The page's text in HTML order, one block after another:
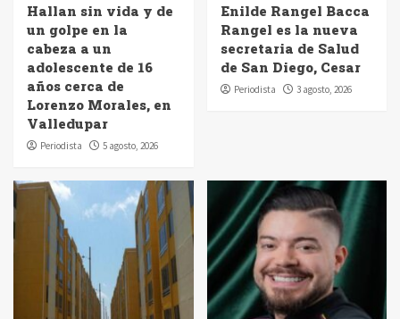
Hallan sin vida y de
un golpe en la
cabeza a un
adolescente de 16
años cerca de
Lorenzo Morales, en
Valledupar
Periodista 5 agosto, 2026
Enilde Rangel Bacca
Rangel es la nueva
secretaria de Salud
de San Diego, Cesar
Periodista 3 agosto, 2026